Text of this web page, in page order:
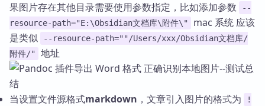
果图片存在其他目录需要使用参数指定，比如添加参数
--
resource-path="E:\Obsidian文档库\附件\"
mac 系统 应该
是类似
--resource-path=""/Users/xxx/Obsidian文档库/
附件/"
地址
当设置文件源格式markdown ，文章引入图片的格式为
!